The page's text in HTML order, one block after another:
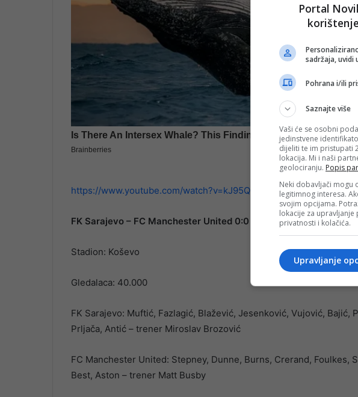
https://www.youtube.com/watch?v=kJ95QURDuaM
FK Sarajevo – FC Manchester United 0:0
Stadion: Koševo
Gledalaca: 40.000
FK Sarajevo: Muftić, Fazlagić, Blažević, Jesenković, Vujović, Bajić,
Prljača, Antić – trener Miroslav Brozović
FC Manchester United: Stepney, Dunne, Burns, Crerand, Foulkes,
Best, Aston – trener Matt Busby
Portal
sadržaja, uvidi
Pohrana i/ili
Saznajte više
Vaši će se osobni
jedinstvene
dijeliti te im pristupati
lokacija. Mi i naši
geolociranju. Popis
Neki dobavljači mogu
legitimnog interesa.
svojim opcijama.
lokacije za
privatnosti i kolačića.
Upravljanje